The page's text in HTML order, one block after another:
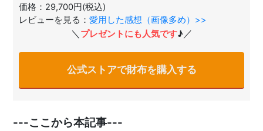
価格：29,700円(税込)
レビューを見る：愛用した感想（画像多め）>>
＼ プレゼントにも人気です♪ ／
公式ストアで財布を購入する
---ここから本記事---